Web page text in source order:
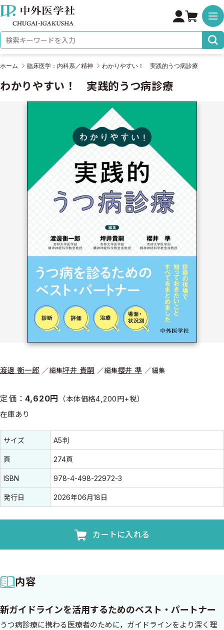
株式会社 中外医学社
検索キーワード
ホーム 臨床医学：内科系／精神 わかりやすい！ 実践的うつ病診療
わかりやすい！ 実践的うつ病診療
渡邊 衡一郎 編集坪井 貴嗣 編集櫻井 準 編集
定価：4,620円 （本体価格4,200円+税）
在庫あり
書誌情報
書誌情報
サイズ A5判
頁 274頁
ISBN 978-4-498-22972-3
発行日 2026年06月18日
カートに入れる
内容
新ガイドラインを活用するためのベスト・パートナー
うつ病診療に携わる医療者のために，ガイドラインをより深く理